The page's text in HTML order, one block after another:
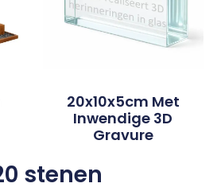
20x10x5cm Met
Inwendige 3D
Gravure
stenen